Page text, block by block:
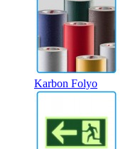
Karbon Folyo